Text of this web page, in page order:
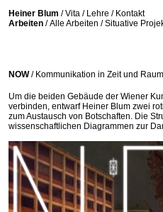
Heiner Blum /Vita / Lehre / Kontakt
Arbeiten /Alle Arbeiten /Situative
NOW/ Kommunikation in Zeit und
Um die beiden Gebäude der Wiener
verbinden, entwarf Heiner Blum zwei
zum Austausch von Botschaften. Die
wissenschaftlichen Diagrammen zur